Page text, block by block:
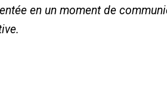
en un moment de